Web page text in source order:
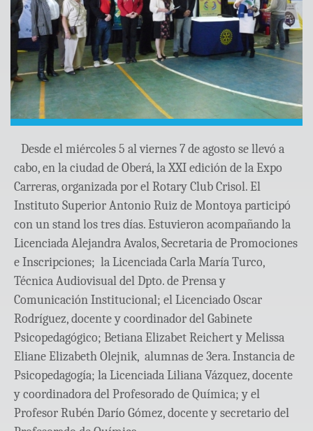
Desde el miércoles 5 al viernes 7 de agosto se llevó a
cabo, en la ciudad de Oberá, la XXI edición de la Expo
Carreras, organizada por el Rotary Club Crisol. El
Instituto Superior Antonio Ruiz de Montoya participó
con un stand los tres días. Estuvieron acompañando la
Licenciada Alejandra Avalos, Secretaria de Promociones
e Inscripciones; la Licenciada Carla María Turco,
Técnica Audiovisual del Dpto. de Prensa y
Comunicación Institucional; el Licenciado Oscar
Rodríguez, docente y coordinador del Gabinete
Psicopedagógico; Betiana Elizabet Reichert y Melissa
Eliane Elizabeth Olejnik, alumnas de 3era. Instancia de
Psicopedagogía; la Licenciada Liliana Vázquez, docente
y coordinadora del Profesorado de Química; y el
Profesor Rubén Darío Gómez, docente y secretario del